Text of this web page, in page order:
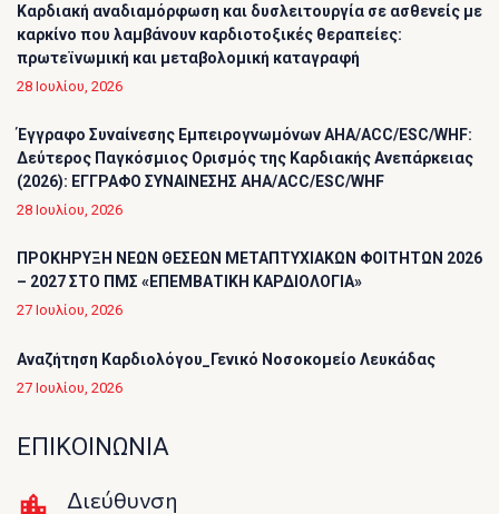
Καρδιακή αναδιαμόρφωση και δυσλειτουργία σε ασθενείς με
καρκίνο που λαμβάνουν καρδιοτοξικές θεραπείες:
πρωτεϊνωμική και μεταβολομική καταγραφή
28 Ιουλίου, 2026
Έγγραφο Συναίνεσης Εμπειρογνωμόνων AHA/ACC/ESC/WHF:
Δεύτερος Παγκόσμιος Ορισμός της Καρδιακής Ανεπάρκειας
(2026): ΕΓΓΡΑΦΟ ΣΥΝΑΙΝΕΣΗΣ AHA/ACC/ESC/WHF
28 Ιουλίου, 2026
ΠΡΟΚΗΡΥΞΗ ΝΕΩΝ ΘΕΣΕΩΝ ΜΕΤΑΠΤΥΧΙΑΚΩΝ ΦΟΙΤΗΤΩΝ 2026
– 2027 ΣΤΟ ΠΜΣ «ΕΠΕΜΒΑΤΙΚΗ ΚΑΡΔΙΟΛΟΓΙΑ»
27 Ιουλίου, 2026
Αναζήτηση Καρδιολόγου_Γενικό Νοσοκομείο Λευκάδας
27 Ιουλίου, 2026
ΕΠΙΚΟΙΝΩΝΙΑ
Διεύθυνση